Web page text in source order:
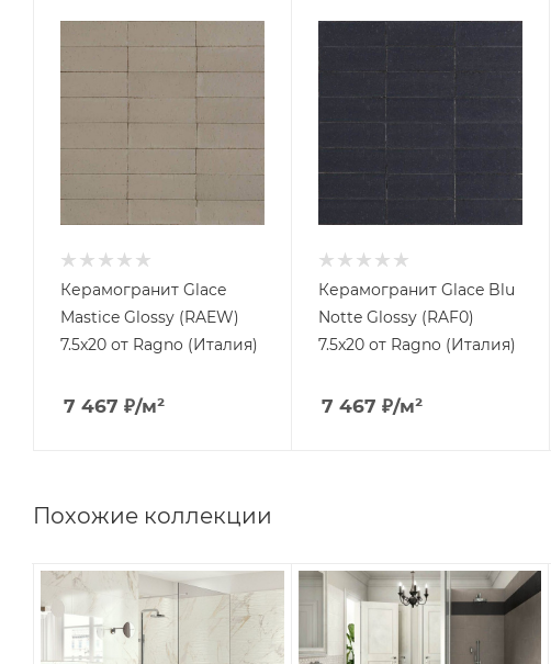
Керамогранит Glace
Mastice Glossy (RAEW)
7.5x20 от Ragno (Италия)
7 467 ₽/м²
Керамогранит Glace Blu
Notte Glossy (RAF0)
7.5x20 от Ragno (Италия)
7 467 ₽/м²
Похожие коллекции